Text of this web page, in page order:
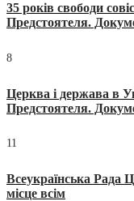
35 років свободи
Предстоятеля.
8
Церква і держава в
Предстоятеля.
11
Всеукраїнська Рада
місце всім